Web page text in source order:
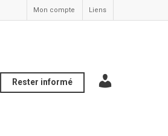
Mon compte Liens
Rester informé